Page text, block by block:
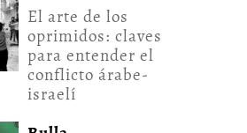
El arte de los
oprimidos: claves
para entender el
conflicto árabe-
israelí